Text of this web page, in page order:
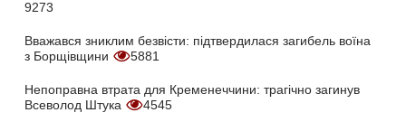
9273
Вважався зниклим безвісти: підтвердилася загибель воїна
з Борщівщини
5881
Непоправна втрата для Кременеччини: трагічно загинув
Всеволод Штука
4545